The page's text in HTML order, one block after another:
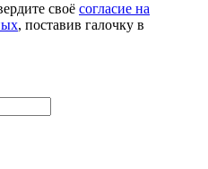
своё согласие на
, поставив галочку в